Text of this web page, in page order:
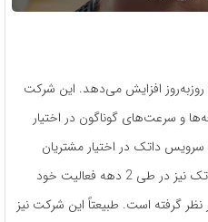
افزایش می‌دهد. این شرکت
و سرعت‌های گوناگون در اختیار
سرویس داتک در اختیار مشتریان
می‌گذارد، 16 مگابیت بر ثانیه است. داتک نیز در طی 2 دهه فعالیت خود
گرفته است. طبیعتاً این شرکت نیز